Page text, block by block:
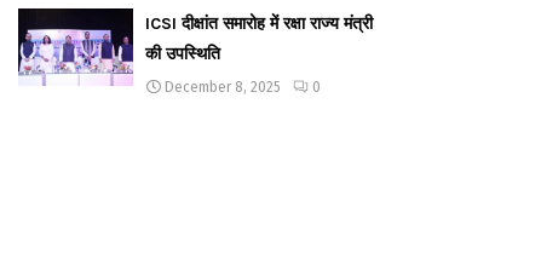
ICSI दीक्षांत समारोह में रक्षा राज्य मंत्री
की उपस्थिति
December 8, 2025 0